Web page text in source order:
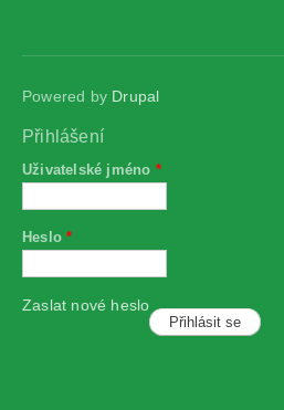
Powered by Drupal
Přihlášení
Uživatelské jméno *
Heslo*
Zaslat nové heslo